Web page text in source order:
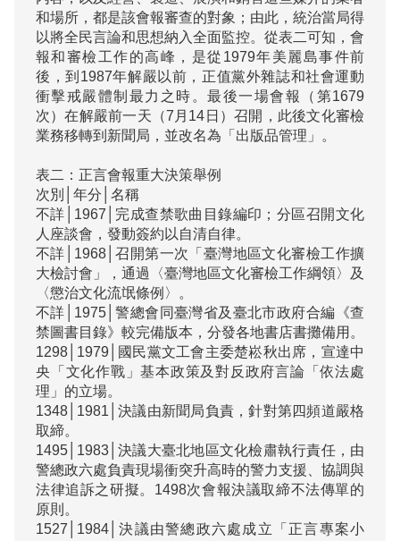
和場所，都是該會報審查的對象；由此，統治當局得
以將全民言論和思想納入全面監控。從表二可知，會
報和審檢工作的高峰，是從1979年美麗島事件前
後，到1987年解嚴以前，正值黨外雜誌和社會運動
衝擊戒嚴體制最力之時。最後一場會報（第1679
次）在解嚴前一天（7月14日）召開，此後文化審檢
業務移轉到新聞局，並改名為「出版品管理」。
表二：正言會報重大決策舉例
次別│年分│名稱
不詳│1967│完成查禁歌曲目錄編印；分區召開文化
人座談會，發動簽約以自清自律。
不詳│1968│召開第一次「臺灣地區文化審檢工作擴
大檢討會」，通過〈臺灣地區文化審檢工作綱領〉及
〈懲治文化流氓條例〉。
不詳│1975│警總會同臺灣省及臺北市政府合編《查
禁圖書目錄》較完備版本，分發各地書店書攤備用。
1298│1979│國民黨文工會主委楚崧秋出席，宣達中
央「文化作戰」基本政策及對反政府言論「依法處
理」的立場。
1348│1981│決議由新聞局負責，針對第四頻道嚴格
取締。
1495│1983│決議大臺北地區文化檢肅執行責任，由
警總政六處負責現場衝突升高時的警力支援、協調與
法律追訴之研擬。1498次會報決議取締不法傳單的
原則。
1527│1984│決議由警總政六處成立「正言專案小